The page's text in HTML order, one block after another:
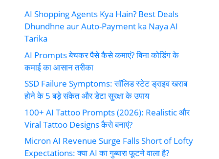
AI Shopping Agents Kya Hain? Best Deals
Dhundhne aur Auto-Payment ka Naya AI
Tarika
AI Prompts बेचकर पैसे कैसे कमाएं? बिना कोडिंग के
कमाई का आसान तरीका
SSD Failure Symptoms: सॉलिड स्टेट ड्राइव खराब
होने के 5 बड़े संकेत और डेटा सुरक्षा के उपाय
100+ AI Tattoo Prompts (2026): Realistic और
Viral Tattoo Designs कैसे बनाएं?
Micron AI Revenue Surge Falls Short of Lofty
Expectations: क्या AI का गुब्बारा फूटने वाला है?